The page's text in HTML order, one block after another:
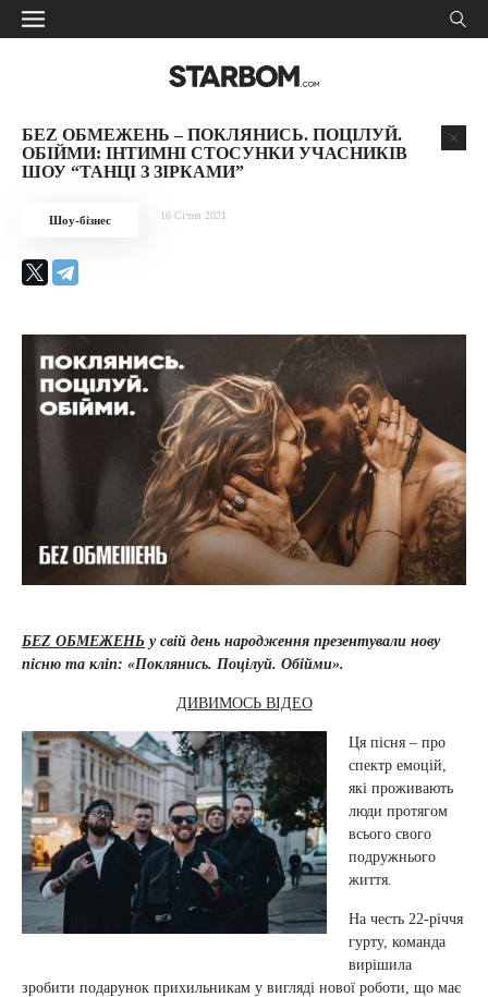
БЕZ ОБМЕЖЕНЬ – ПОКЛЯНИСЬ. ПОЦІЛУЙ.
ОБІЙМИ: ІНТИМНІ СТОСУНКИ УЧАСНИКІВ
ШОУ “ТАНЦІ З ЗІРКАМИ”
Шоу-бізнес 16 Січня 2021
БЕZ ОБМЕЖЕНЬ у свій день народження презентували нову
пісню та кліп: «Поклянись. Поцілуй. Обійми».
ДИВИМОСЬ ВІДЕО
Ця пісня – про
спектр емоцій,
які проживають
люди протягом
всього свого
подружнього
життя.
На честь 22-річчя
гурту, команда
вирішила
зробити подарунок прихильникам у вигляді нової роботи, що має